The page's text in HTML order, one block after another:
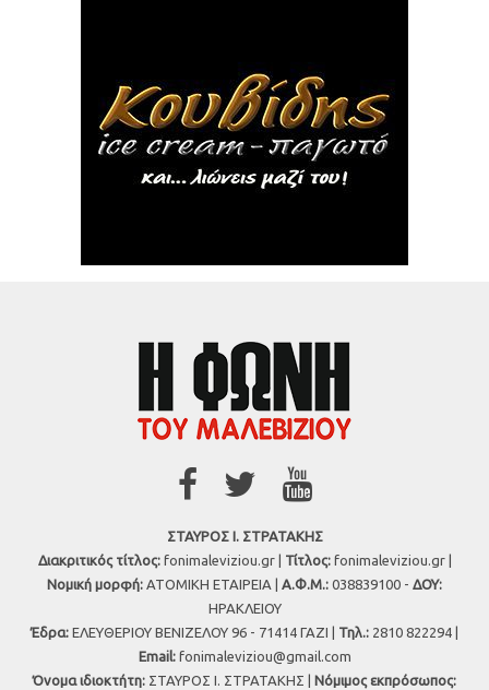
ΣΤΑΥΡΟΣ Ι. ΣΤΡΑΤΑΚΗΣ
Διακριτικός τίτλος:fonimaleviziou.gr | Τίτλος:fonimaleviziou.gr |
Νομική μορφή: ΑΤΟΜΙΚΗ ΕΤΑΙΡΕΙΑ | Α.Φ.Μ.: 038839100 - ΔΟΥ:
ΗΡΑΚΛΕΙΟΥ
Έδρα: ΕΛΕΥΘΕΡΙΟΥ ΒΕΝΙΖΕΛΟΥ 96 - 71414 ΓΑΖΙ | Τηλ.: 2810 822294 |
Εmail: fonimaleviziou@gmail.com
Όνομα ιδιοκτήτη: ΣΤΑΥΡΟΣ Ι. ΣΤΡΑΤΑΚΗΣ | Νόμιμος εκπρόσωπος: